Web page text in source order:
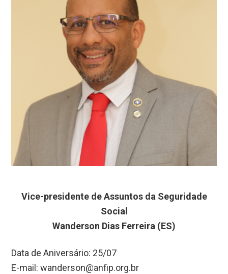
Vice-presidente de Assuntos da Seguridade
Social
Wanderson Dias Ferreira (ES)
Data de Aniversário: 25/07
E-mail: wanderson@anfip.org.br